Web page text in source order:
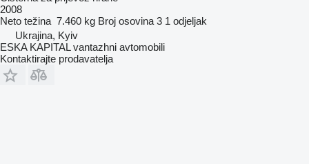
2008
Neto težina 7.460 kg Broj osovina 3 1 odjeljak
Ukrajina, Kyiv
ESKA KAPITAL vantazhni avtomobili
Kontaktirajte prodavatelja